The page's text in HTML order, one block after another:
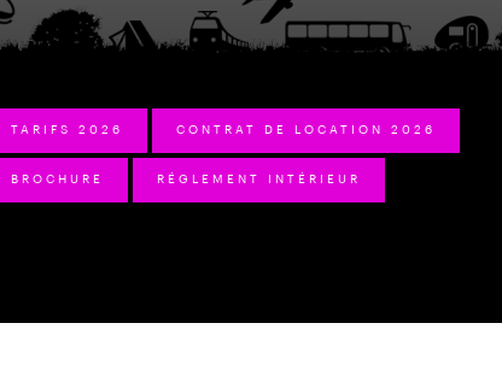
TARIFS 2026 CONTRAT DE LOCATION 2026
BROCHURE RÉGLEMENT INTÉRIEUR